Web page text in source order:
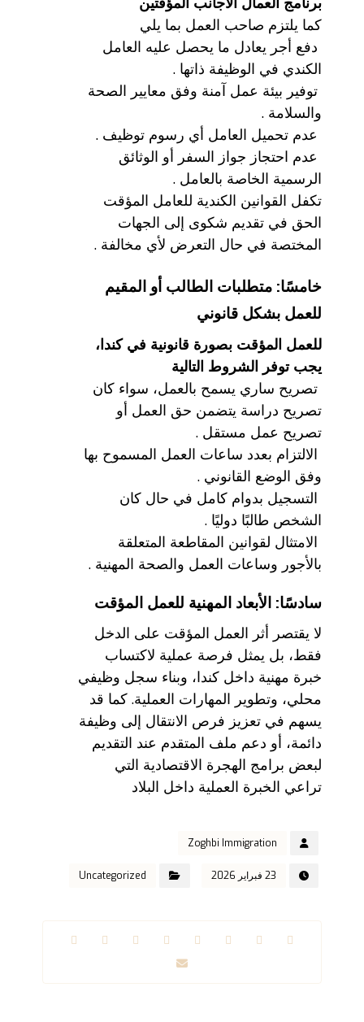
كما يلتزم صاحب العمل بما يلي
دفع أجر يعادل ما يحصل عليه العامل
الكندي في الوظيفة ذاتها .
توفير بيئة عمل آمنة وفق معايير الصحة
والسلامة .
عدم تحميل العامل أي رسوم توظيف .
عدم احتجاز جواز السفر أو الوثائق
الرسمية الخاصة بالعامل .
تكفل القوانين الكندية للعامل المؤقت
الحق في تقديم شكوى إلى الجهات
المختصة في حال التعرض لأي مخالفة .
خامسًا: متطلبات الطالب أو المقيم
للعمل بشكل قانوني
للعمل المؤقت بصورة قانونية في كندا،
يجب توفر الشروط التالية
تصريح ساري يسمح بالعمل، سواء كان
تصريح دراسة يتضمن حق العمل أو
تصريح عمل مستقل .
الالتزام بعدد ساعات العمل المسموح بها
وفق الوضع القانوني .
التسجيل بدوام كامل في حال كان
الشخص طالبًا دوليًا .
الامتثال لقوانين المقاطعة المتعلقة
بالأجور وساعات العمل والصحة المهنية .
سادسًا: الأبعاد المهنية للعمل المؤقت
لا يقتصر أثر العمل المؤقت على الدخل
فقط، بل يمثل فرصة عملية لاكتساب
خبرة مهنية داخل كندا، وبناء سجل وظيفي
محلي، وتطوير المهارات العملية. كما قد
يسهم في تعزيز فرص الانتقال إلى وظيفة
دائمة، أو دعم ملف المتقدم عند التقديم
لبعض برامج الهجرة الاقتصادية التي
تراعي الخبرة العملية داخل البلاد
Zoghbi Immigration
23 فبراير 2026 Uncategorized